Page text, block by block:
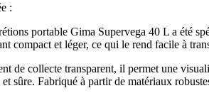
:
portable Gima Supervega 40 L a été
compact et léger, ce qui le rend facile à
de collecte transparent, il permet une
sûre. Fabriqué à partir de matériaux